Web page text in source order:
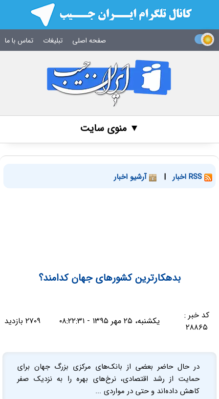
صفحه اصلی تبلیغات تماس با ما
▼ منوی سایت
| آرشیو اخبار
بدهکارترین کشورهای جهان کدامند؟
کد خبر :
۲۸۸۶۵
یکشنبه، ۲۵ مهر ۱۳۹۵ - ۰۸:۲۲:۳۱ ۲۷۰۹ بازدید
در حال حاضر بعضی از بانک‌های مرکزی بزرگ جهان برای
حمایت از رشد اقتصادی، نرخ‌های بهره را به نزدیک صفر
کاهش داده‌اند و حتی در مواردی ...